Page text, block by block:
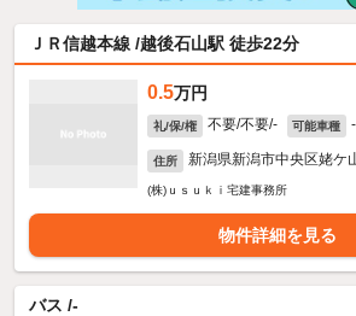
ＪＲ信越本線 /越後石山駅 徒歩22分
0.5万円
礼/保/権 不要/不要/- 可能車種 -
住所 新潟県新潟市中央区姥ケ
(株)ｕｓｕｋｉ宅建事務所
物件詳細を見る
バス /-